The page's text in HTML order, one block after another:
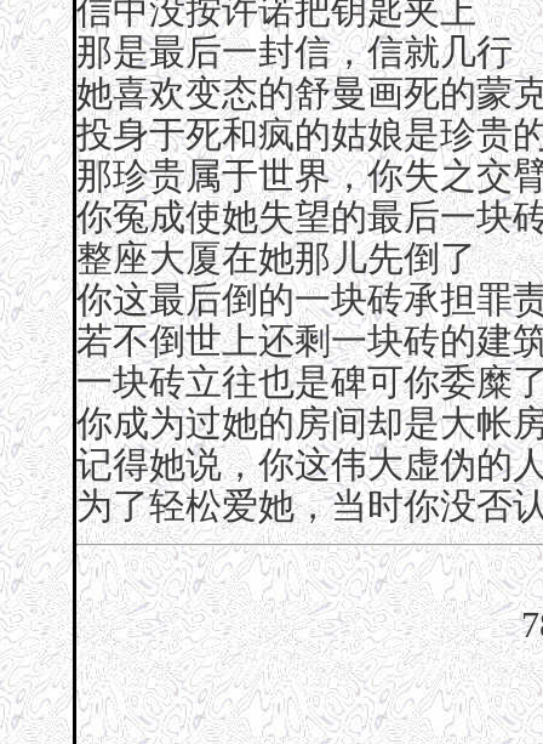
信中没按许诺把钥匙夹上
那是最后一封信，信就几行
她喜欢变态的舒曼画死的蒙
投身于死和疯的姑娘是珍贵
那珍贵属于世界，你失之交
你冤成使她失望的最后一块
整座大厦在她那儿先倒了
你这最后倒的一块砖承担罪
若不倒世上还剩一块砖的建
一块砖立往也是碑可你委糜
你成为过她的房间却是大帐
记得她说，你这伟大虚伪的
为了轻松爱她，当时你没否